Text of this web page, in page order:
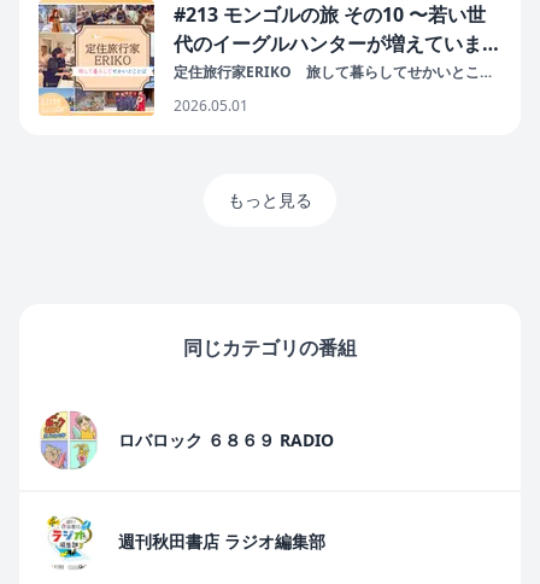
#213 モンゴルの旅 その10 〜若い世
代のイーグルハンターが増えていま
す！〜
定住旅行家ERIKO 旅して暮らしてせかいとこと
2026.05.01
もっと見る
同じカテゴリの番組
ロバロック ６８６９ RADIO
週刊秋田書店 ラジオ編集部